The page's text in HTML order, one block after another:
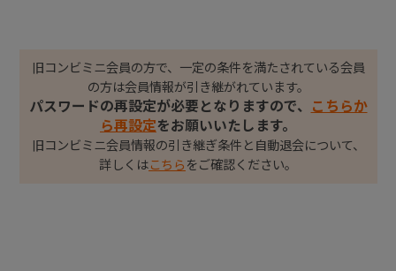
旧コンビミニ会員の方で、一定の条件を満たされている会員
の方は会員情報が引き継がれています。
パスワードの再設定が必要となりますので、
こちらか
ら再設定をお願いいたします。
旧コンビミニ会員情報の引き継ぎ条件と自動退会について、
詳しくはこちら をご確認ください。